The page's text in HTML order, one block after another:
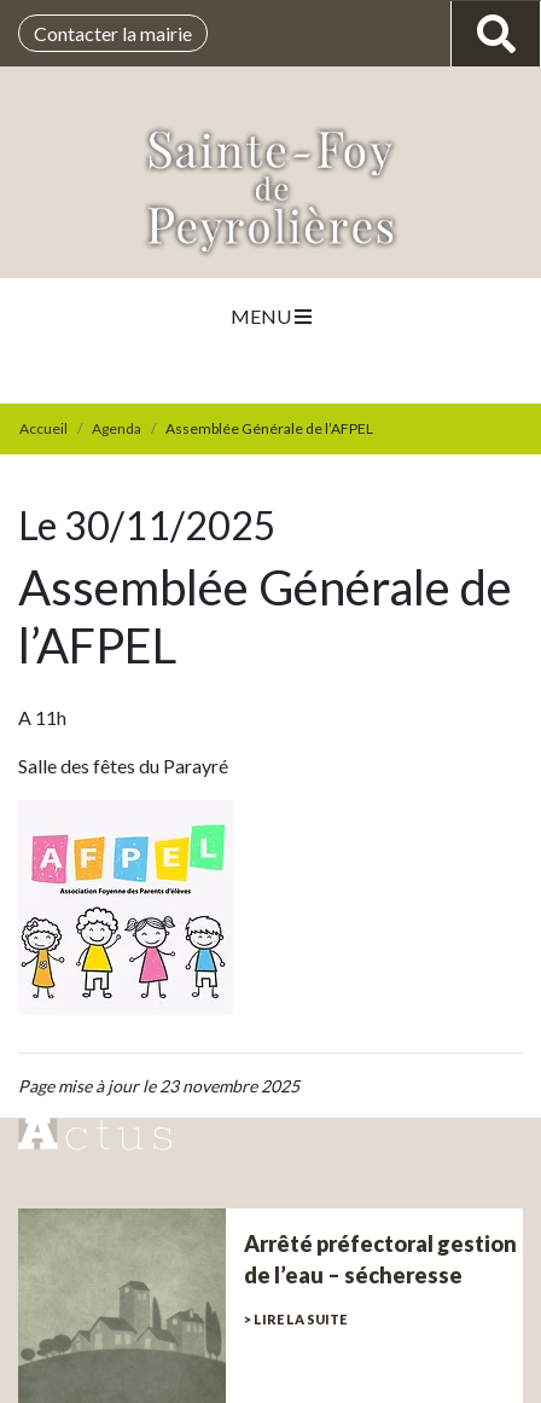
Contacter la mairie
MENU
Accueil Agenda Assemblée Générale de l’AFPEL
Le 30/11/2025
Assemblée Générale de
l’AFPEL
A 11h
Salle des fêtes du Parayré
Page mise à jour le 23 novembre 2025
Arrêté préfectoral gestion
de l’eau – sécheresse
> LIRE LA SUITE